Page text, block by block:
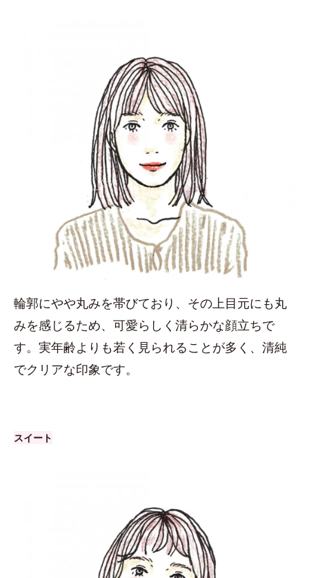
輪郭にやや丸みを帯びており、その上目元にも丸
みを感じるため、可愛らしく清らかな顔立ちで
す。実年齢よりも若く見られることが多く、清純
でクリアな印象です。
スイート